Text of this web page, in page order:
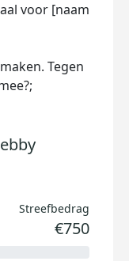
voor [naam
Tegen
Streefbedrag
€750